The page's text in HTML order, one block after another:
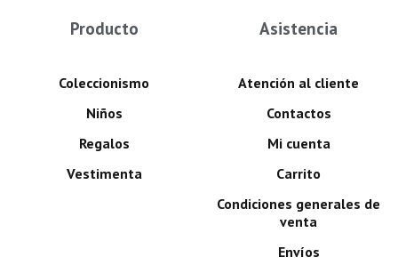
Producto
Coleccionismo
Niños
Regalos
Vestimenta
Asistencia
Atención al cliente
Contactos
Mi cuenta
Carrito
Condiciones generales de
venta
Envíos